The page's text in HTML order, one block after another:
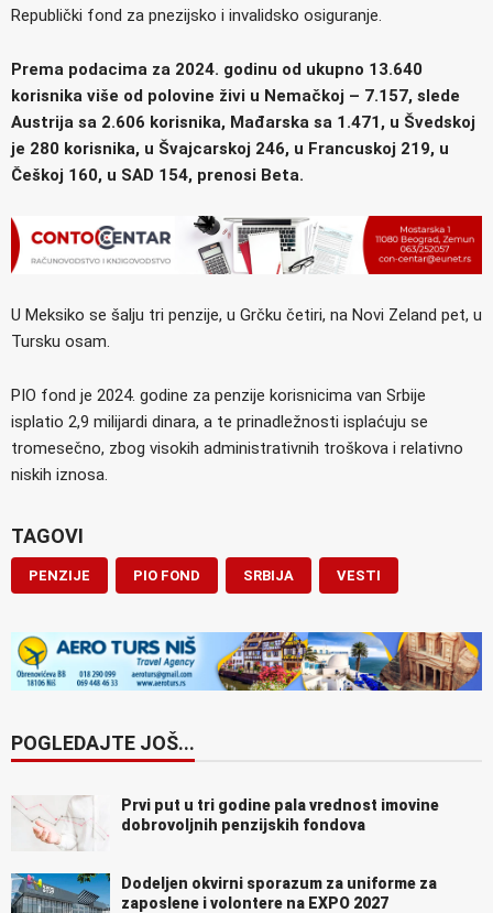
Republički fond za pnezijsko i invalidsko osiguranje.
Prema podacima za 2024. godinu od ukupno 13.640
korisnika više od polovine živi u Nemačkoj – 7.157, slede
Austrija sa 2.606 korisnika, Mađarska sa 1.471, u Švedskoj
je 280 korisnika, u Švajcarskoj 246, u Francuskoj 219, u
Češkoj 160, u SAD 154, prenosi Beta.
U Meksiko se šalju tri penzije, u Grčku četiri, na Novi Zeland pet, u
Tursku osam.
PIO fond je 2024. godine za penzije korisnicima van Srbije
isplatio 2,9 milijardi dinara, a te prinadležnosti isplaćuju se
tromesečno, zbog visokih administrativnih troškova i relativno
niskih iznosa.
TAGOVI
PENZIJE PIO FOND SRBIJA VESTI
POGLEDAJTE JOŠ...
Prvi put u tri godine pala vrednost imovine
dobrovoljnih penzijskih fondova
Dodeljen okvirni sporazum za uniforme za
zaposlene i volontere na EXPO 2027